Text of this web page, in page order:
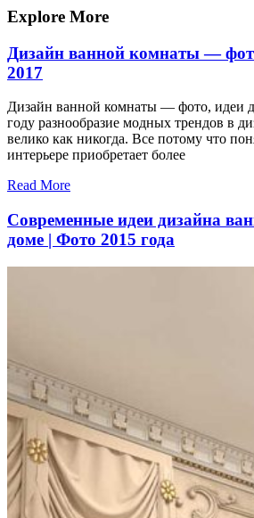
записям
Explore More
Дизайн ванной комнаты —
2017
Дизайн ванной комнаты — фото, идеи
году разнообразие модных трендов в
велико как никогда. Все потому что
интерьере приобретает более
Read More
Современные идеи дизайна
доме | Фото 2015 года